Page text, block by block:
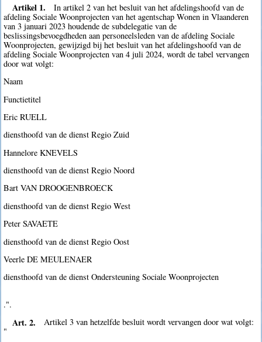
Artikel 1.
In artikel 2 van het besluit van het afdelingshoofd van de
afdeling Sociale Woonprojecten van het agentschap Wonen in Vlaanderen
van 3 januari 2023 houdende de subdelegatie van de
beslissingsbevoegdheden aan personeelsleden van de afdeling Sociale
Woonprojecten, gewijzigd bij het besluit van het afdelingshoofd van de
afdeling Sociale Woonprojecten van 4 juli 2024, wordt de tabel vervangen
door wat volgt:
Naam
Functietitel
Eric RUELL
diensthoofd van de dienst Regio Zuid
Hannelore KNEVELS
diensthoofd van de dienst Regio Noord
Bart VAN DROOGENBROECK
diensthoofd van de dienst Regio West
Peter SAVAETE
diensthoofd van de dienst Regio Oost
Veerle DE MEULENAER
diensthoofd van de dienst Ondersteuning Sociale Woonprojecten
.".
Art. 2.
Artikel 3 van hetzelfde besluit wordt vervangen door wat volgt:
"